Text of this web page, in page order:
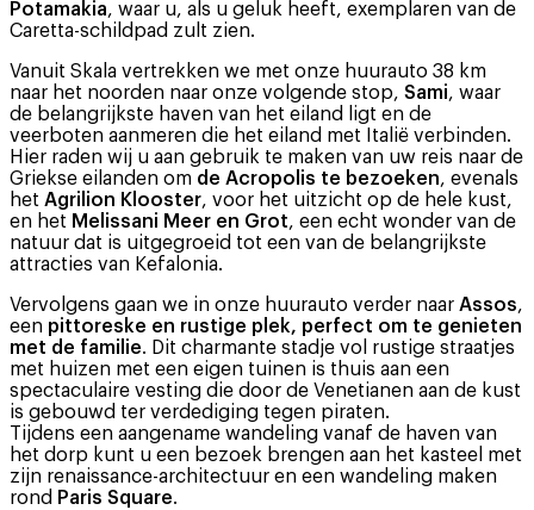
Potamakia, waar u, als u geluk heeft, exemplaren van de
Caretta-schildpad zult zien.
Vanuit Skala vertrekken we met onze huurauto 38 km
naar het noorden naar onze volgende stop, Sami, waar
de belangrijkste haven van het eiland ligt en de
veerboten aanmeren die het eiland met Italië verbinden.
Hier raden wij u aan gebruik te maken van uw reis naar de
Griekse eilanden om de Acropolis te bezoeken, evenals
het Agrilion Klooster, voor het uitzicht op de hele kust,
en het Melissani Meer en Grot, een echt wonder van de
natuur dat is uitgegroeid tot een van de belangrijkste
attracties van Kefalonia.
Vervolgens gaan we in onze huurauto verder naar Assos,
een pittoreske en rustige plek, perfect om te genieten
met de familie. Dit charmante stadje vol rustige straatjes
met huizen met een eigen tuinen is thuis aan een
spectaculaire vesting die door de Venetianen aan de kust
is gebouwd ter verdediging tegen piraten.
Tijdens een aangename wandeling vanaf de haven van
het dorp kunt u een bezoek brengen aan het kasteel met
zijn renaissance-architectuur en een wandeling maken
rond Paris Square.